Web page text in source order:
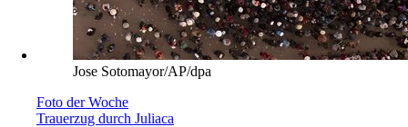
Jose Sotomayor/AP/dpa
Foto der Woche
Trauerzug durch Juliaca